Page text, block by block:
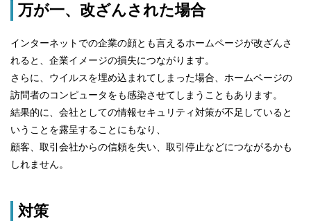
万が一、改ざんされた場合
インターネットでの企業の顔とも言えるホームページが改ざんさ
れると、企業イメージの損失につながります。
さらに、ウイルスを埋め込まれてしまった場合、ホームページの
訪問者のコンピュータをも感染させてしまうこともあります。
結果的に、会社としての情報セキュリティ対策が不足していると
いうことを露呈することにもなり、
顧客、取引会社からの信頼を失い、取引停止などにつながるかも
しれません。
対策